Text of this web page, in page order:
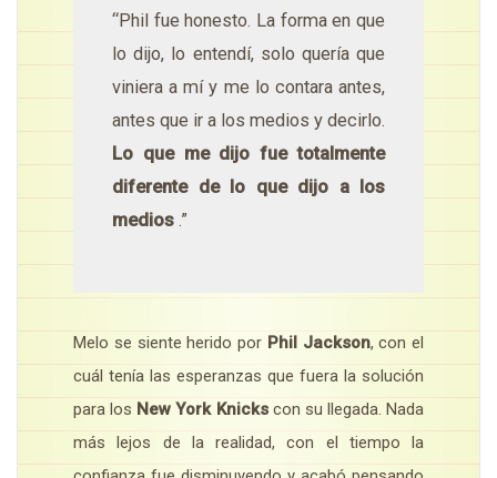
“Phil fue honesto. La forma en que
lo dijo, lo entendí, solo quería que
viniera a mí y me lo contara antes,
antes que ir a los medios y decirlo.
Lo que me dijo fue totalmente
diferente de lo que dijo a los
medios .”
Melo se siente herido por Phil Jackson, con el
cuál tenía las esperanzas que fuera la solución
para los New York Knickscon su llegada. Nada
más lejos de la realidad, con el tiempo la